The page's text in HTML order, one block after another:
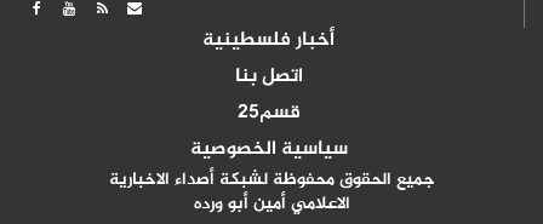
أخبار فلسطينية
اتصل بنا
قسم25
سياسية الخصوصية
جميع الحقوق محفوظة لشبكة أصداء الاخبارية
الاعلامي أمين أبو ورده